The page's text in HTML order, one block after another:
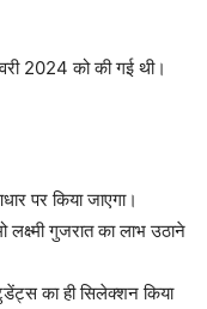
2024 को की गई थी।
पर किया जाएगा।
लक्ष्मी गुजरात का लाभ उठाने
का ही सिलेक्शन किया